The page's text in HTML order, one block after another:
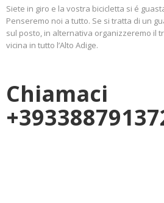
Siete in giro e la vostra bicicletta si é
Penseremo noi a tutto. Se si tratta di un
sul posto, in alternativa organizzeremo il
vicina in tutto l’Alto Adige.
Chiamaci